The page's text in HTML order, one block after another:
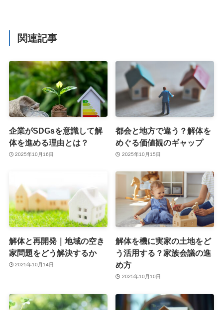
関連記事
企業がSDGsを意識して解
体を進める理由とは？
2025年10月16日
都会と地方で違う？解体を
めぐる価値観のギャップ
2025年10月15日
解体と再開発｜地域の空き
家問題をどう解決するか
2025年10月14日
解体を機に実家の土地をど
う活用する？家族会議の進
め方
2025年10月10日